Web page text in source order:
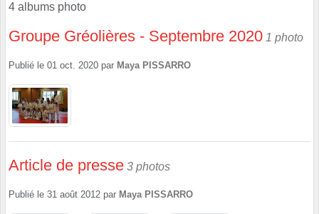
4 albums photo
Groupe Gréolières - Septembre 2020 1 photo
Publié le 01 oct. 2020 par Maya PISSARRO
Article de presse 3 photos
Publié le 31 août 2012 par Maya PISSARRO